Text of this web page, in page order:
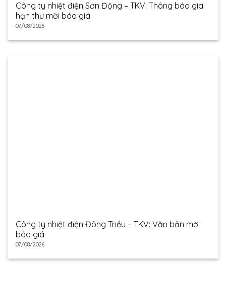
Công ty nhiệt điện Sơn Động – TKV: Thông báo gia
hạn thư mời báo giá
07/08/2026
Công ty nhiệt điện Đông Triều – TKV: Văn bản mời
báo giá
07/08/2026